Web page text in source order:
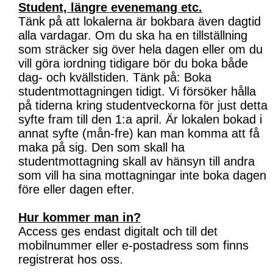
Student, längre evenemang etc.
Tänk på att lokalerna är bokbara även dagtid
alla vardagar. Om du ska ha en tillställning
som sträcker sig över hela dagen eller om du
vill göra iordning tidigare bör du boka både
dag- och kvällstiden. Tänk på: Boka
studentmottagningen tidigt. Vi försöker hålla
på tiderna kring studentveckorna för just detta
syfte fram till den 1:a april. Är lokalen bokad i
annat syfte (mån-fre) kan man komma att få
maka på sig. Den som skall ha
studentmottagning skall av hänsyn till andra
som vill ha sina mottagningar inte boka dagen
före eller dagen efter.
Hur kommer man in?
Access ges endast digitalt och till det
mobilnummer eller e-postadress som finns
registrerat hos oss.